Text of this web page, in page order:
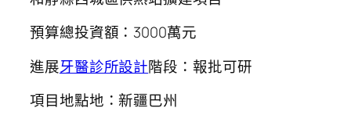
預算總投資額：3000萬元
進展牙醫診所設計階段：報批可研
項目地點地：新疆巴州